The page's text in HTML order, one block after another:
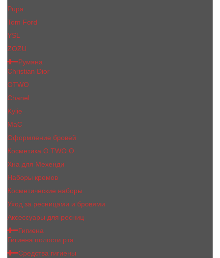
Pupa
Tom Ford
YSL
ZOZU
Румяна
Christian Dior
OTWO
Сhanеl
Kylie
MaC
Оформление бровей
Косметика O.TWO.O
Хна для Мехенди
Наборы кремов
Косметические наборы
Уход за ресницами и бровями
Аксессуары для ресниц
Гигиена
Гигиена полости рта
Средства гигиены